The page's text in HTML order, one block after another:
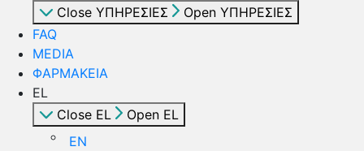
Close ΥΠΗΡΕΣΙΕΣ
Open ΥΠΗΡΕΣΙΕΣ
FAQ
MEDIA
ΦΑΡΜΑΚΕΙΑ
EL
Close EL
Open EL
EN